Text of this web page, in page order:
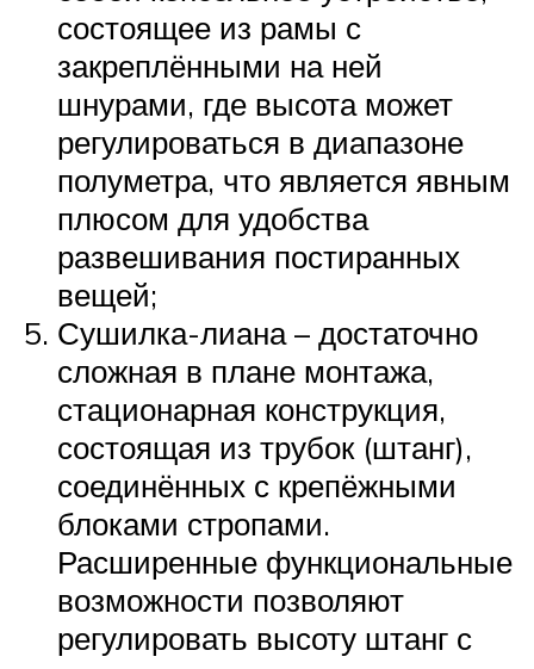
состоящее из рамы с
закреплёнными на ней
шнурами, где высота может
регулироваться в диапазоне
полуметра, что является явным
плюсом для удобства
развешивания постиранных
вещей;
Сушилка-лиана – достаточно
сложная в плане монтажа,
стационарная конструкция,
состоящая из трубок (штанг),
соединённых с крепёжными
блоками стропами.
Расширенные функциональные
возможности позволяют
регулировать высоту штанг с